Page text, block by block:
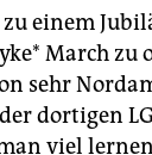
einem
March zu
sehr
dortigen
viel